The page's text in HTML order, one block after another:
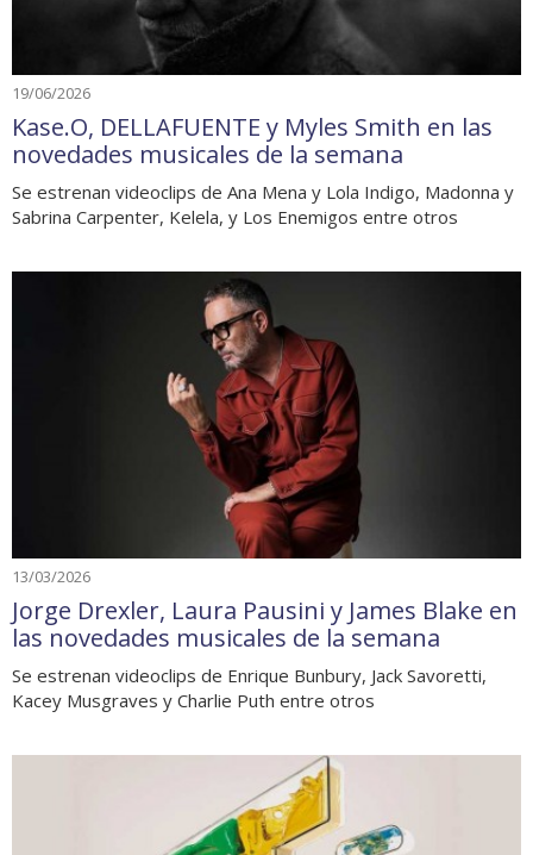
19/06/2026
Kase.O, DELLAFUENTE y Myles Smith en las
novedades musicales de la semana
Se estrenan videoclips de Ana Mena y Lola Indigo, Madonna y
Sabrina Carpenter, Kelela, y Los Enemigos entre otros
13/03/2026
Jorge Drexler, Laura Pausini y James Blake en
las novedades musicales de la semana
Se estrenan videoclips de Enrique Bunbury, Jack Savoretti,
Kacey Musgraves y Charlie Puth entre otros